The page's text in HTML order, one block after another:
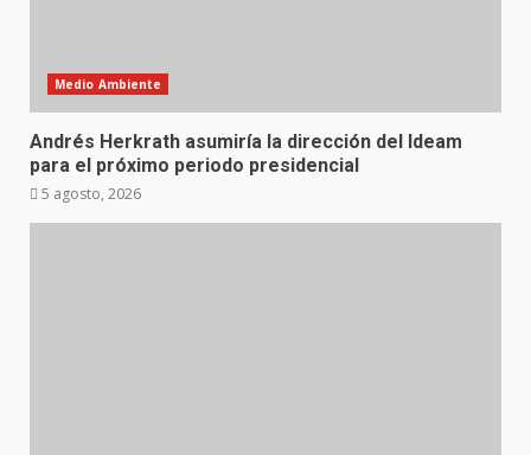
Medio Ambiente
Andrés Herkrath asumiría la dirección del Ideam
para el próximo periodo presidencial
5 agosto, 2026